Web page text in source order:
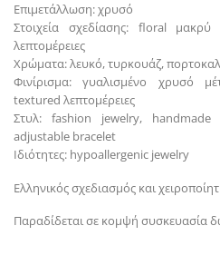
Επιμετάλλωση: χρυσό
Στοιχεία σχεδίασης: floral μακρύ
λεπτομέρειες
Χρώματα: λευκό, τυρκουάζ,
Φινίρισμα: γυαλισμένο χρυσό
textured λεπτομέρειες
Στυλ: fashion jewelry,
adjustable bracelet
Ιδιότητες: hypoallergenic jewelry
Ελληνικός σχεδιασμός και
Παραδίδεται σε κομψή συσκευασία